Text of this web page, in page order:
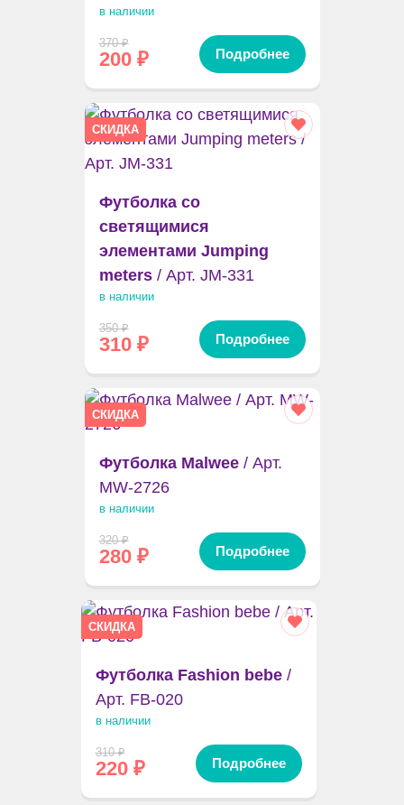
в наличии
370₽
200₽ Подробнее
СКИДКА
Футболка со
светящимися
элементами Jumping
meters/ Арт. JM-331
в наличии
350₽
310₽ Подробнее
СКИДКА
Футболка Malwee/ Арт.
MW-2726
в наличии
320₽
280₽ Подробнее
СКИДКА
Футболка Fashion bebe/
Арт. FB-020
в наличии
310₽
220₽ Подробнее